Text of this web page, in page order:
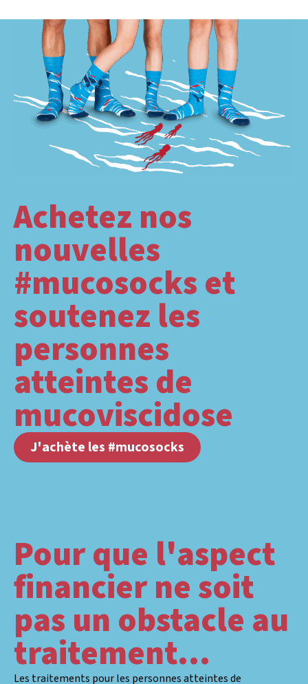
Achetez nos
nouvelles
#mucosocks et
soutenez les
personnes
atteintes de
mucoviscidose
J'achète les #mucosocks
Pour que l'aspect
financier ne soit
pas un obstacle au
traitement...
Les traitements pour les personnes atteintes de